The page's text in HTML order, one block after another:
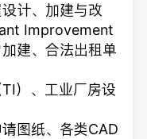
计、加建与改
Improvement
建、合法出租单
）、工业厂房设
图纸、各类CAD